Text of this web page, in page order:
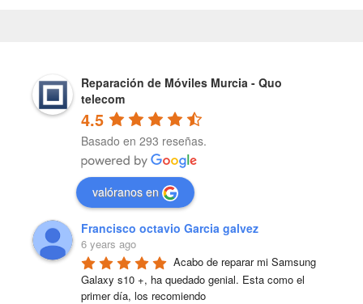
Reparación de Móviles Murcia - Quo
telecom
4.5
Basado en 293 reseñas.
valóranos en
Francisco octavio Garcia galvez
6 years ago
Acabo de reparar mi Samsung
Galaxy s10 +, ha quedado genial. Esta como el
primer día, los recomiendo